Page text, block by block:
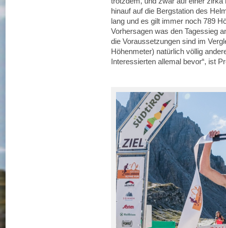
hinauf auf die Bergstation des
lang und es gilt immer noch 789
Vorhersagen was den Tagessieg
die Voraussetzungen sind im
Höhenmeter) natürlich völlig
Interessierten allemal bevor“, ist